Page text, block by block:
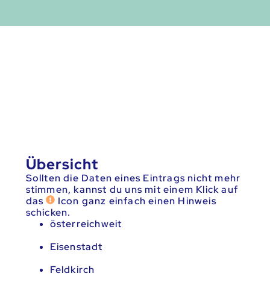
Übersicht
Sollten die Daten eines Eintrags nicht mehr
stimmen, kannst du uns mit einem Klick auf
das
Icon ganz einfach einen Hinweis
schicken.
österreichweit
Eisenstadt
Feldkirch